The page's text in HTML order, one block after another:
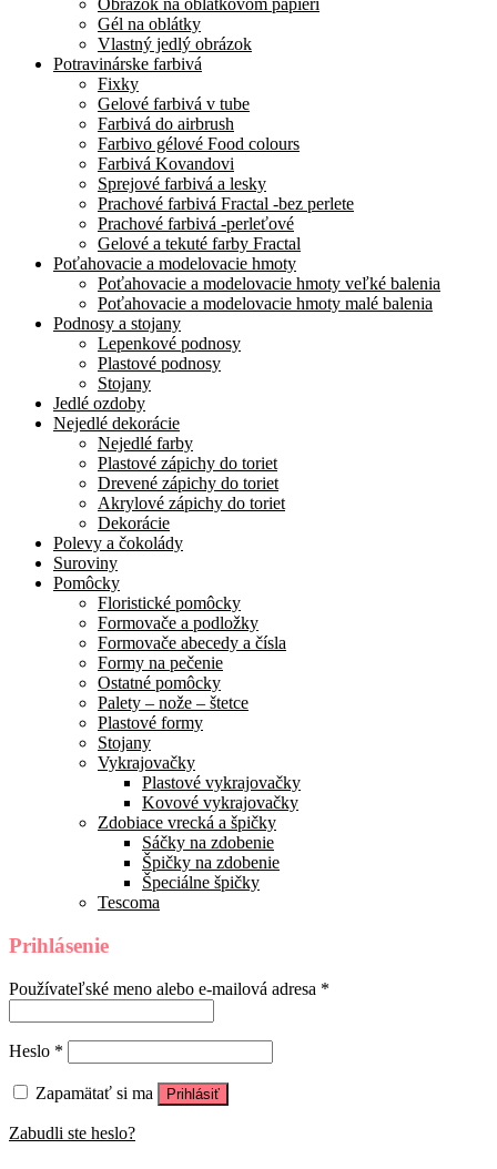
Obrázok na oblátkovom papieri
Gél na oblátky
Vlastný jedlý obrázok
Potravinárske farbivá
Fixky
Gelové farbivá v tube
Farbivá do airbrush
Farbivo gélové Food colours
Farbivá Kovandovi
Sprejové farbivá a lesky
Prachové farbivá Fractal -bez perlete
Prachové farbivá -perleťové
Gelové a tekuté farby Fractal
Poťahovacie a modelovacie hmoty
Poťahovacie a modelovacie hmoty veľké balenia
Poťahovacie a modelovacie hmoty malé balenia
Podnosy a stojany
Lepenkové podnosy
Plastové podnosy
Stojany
Jedlé ozdoby
Nejedlé dekorácie
Nejedlé farby
Plastové zápichy do toriet
Drevené zápichy do toriet
Akrylové zápichy do toriet
Dekorácie
Polevy a čokolády
Suroviny
Pomôcky
Floristické pomôcky
Formovače a podložky
Formovače abecedy a čísla
Formy na pečenie
Ostatné pomôcky
Palety – nože – štetce
Plastové formy
Stojany
Vykrajovačky
Plastové vykrajovačky
Kovové vykrajovačky
Zdobiace vrecká a špičky
Sáčky na zdobenie
Špičky na zdobenie
Špeciálne špičky
Tescoma
Prihlásenie
Používateľské meno alebo e-mailová adresa *
Heslo *
Zapamätať si ma Prihlásiť
Zabudli ste heslo?